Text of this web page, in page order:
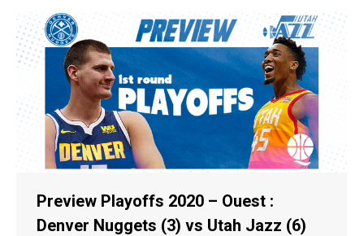
Preview Playoffs 2020 – Ouest :
Denver Nuggets (3) vs Utah Jazz (6)